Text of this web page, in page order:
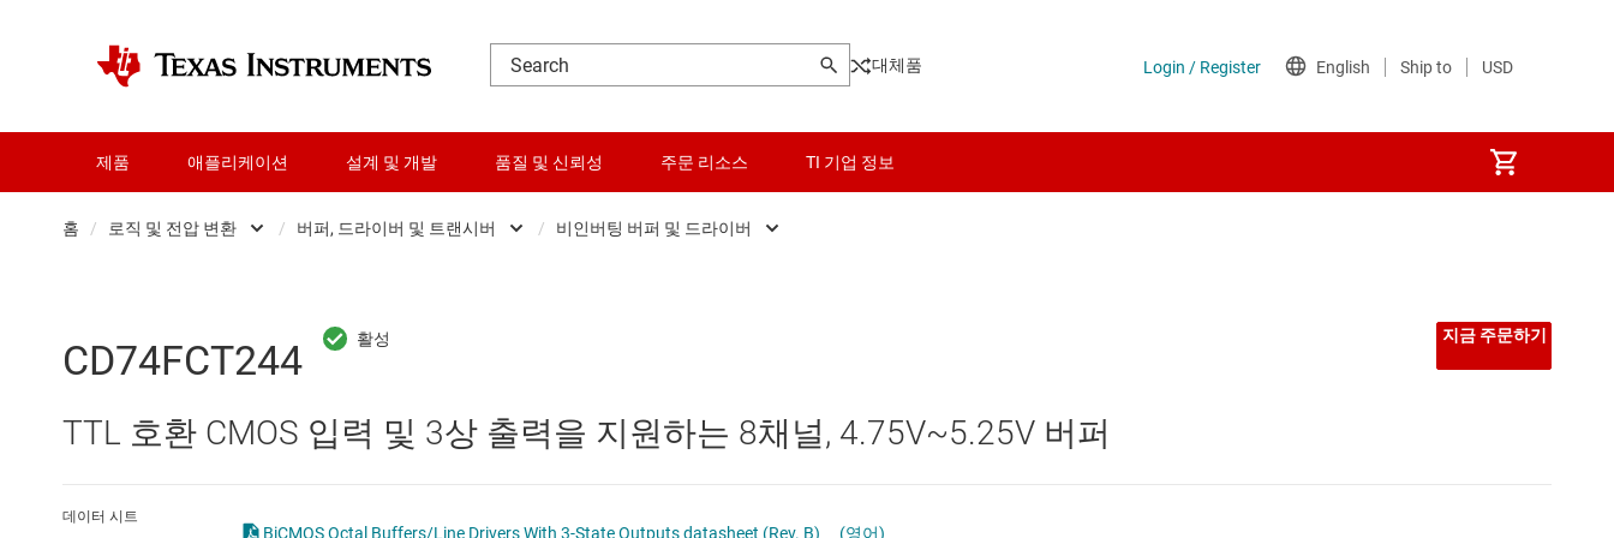
대체품
제품 애플리케이션 설계 및 개발 품질 및 신뢰성 주문 리소스 TI 기업 정보
홈 / 로직 및 전압 변환
RF 및 마이크로파
데이터 컨버터 인터페이스
/ 버퍼, 드라이버 및 트랜시버
버퍼, 드라이버 및 트랜시버
/ 비인버팅 버퍼 및 드라이버
CD74FCT244
TTL 호환 CMOS 입력 및 3상 출력을 지원하는 8채널, 4.75V~5.25V 버퍼
지금 주문하기
데이터 시트
BiCMOS Octal Buffers/Line Drivers With 3-State Outputs datasheet (Rev. B) (영어)